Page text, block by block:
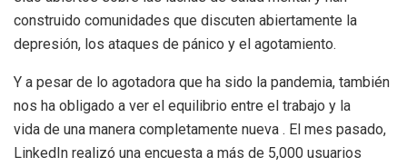
construido comunidades que discuten abiertamente la
depresión, los ataques de pánico y el agotamiento.
Y a pesar de lo agotadora que ha sido la pandemia, también
nos ha obligado a ver el equilibrio entre el trabajo y la
vida de una manera completamente nueva . El mes pasado,
LinkedIn realizó una encuesta a más de 5,000 usuarios